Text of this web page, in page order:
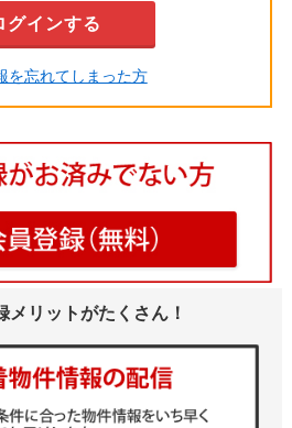
を忘れてしまった方
メリットがたくさん！